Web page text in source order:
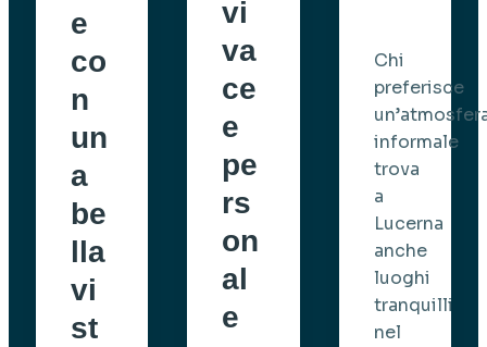
e
co
n
un
a
be
lla
vi
st
vi
va
ce
e
pe
rs
on
al
e
Chi
preferisce
informale
trova
a
Lucerna
anche
luoghi
tranquilli
nel